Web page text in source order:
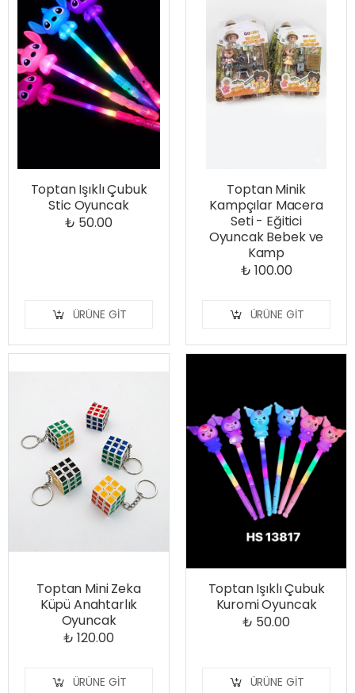
Toptan Işıklı Çubuk
Stic Oyuncak
₺ 50.00
ÜRÜNE GIT
Toptan Minik
Kampçılar Macera
Seti - Eğitici
Oyuncak Bebek ve
Kamp
₺ 100.00
ÜRÜNE GIT
Toptan Mini Zeka
Küpü Anahtarlık
Oyuncak
₺ 120.00
ÜRÜNE GIT
Toptan Işıklı Çubuk
Kuromi Oyuncak
₺ 50.00
ÜRÜNE GIT